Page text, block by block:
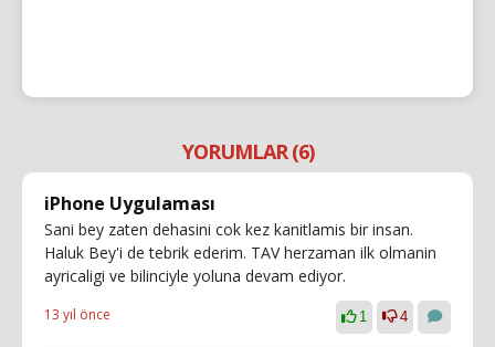
YORUMLAR (6)
iPhone Uygulaması
Sani bey zaten dehasini cok kez kanitlamis bir insan.
Haluk Bey'i de tebrik ederim. TAV herzaman ilk olmanin
ayricaligi ve bilinciyle yoluna devam ediyor.
13 yıl önce 1 4